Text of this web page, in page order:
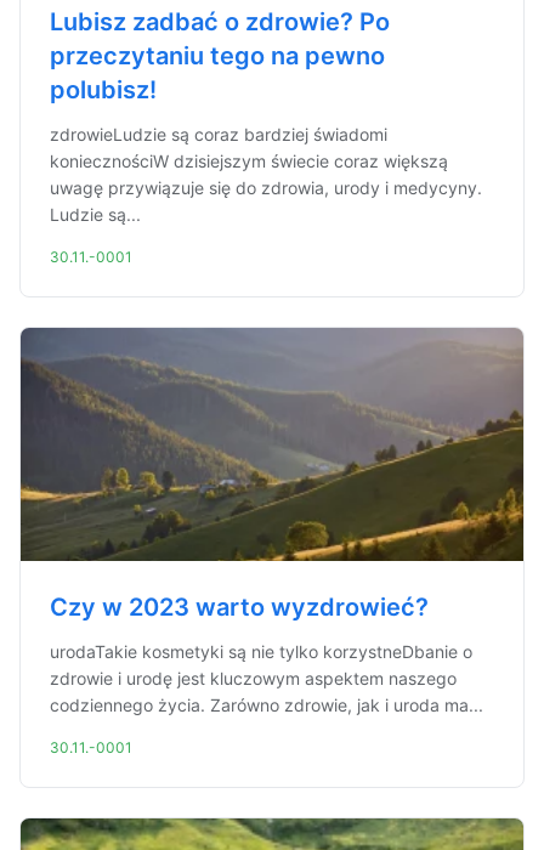
Lubisz zadbać o zdrowie? Po
przeczytaniu tego na pewno
polubisz!
zdrowieLudzie są coraz bardziej świadomi
koniecznościW dzisiejszym świecie coraz większą
uwagę przywiązuje się do zdrowia, urody i medycyny.
Ludzie są...
30.11.-0001
Czy w 2023 warto wyzdrowieć?
urodaTakie kosmetyki są nie tylko korzystneDbanie o
zdrowie i urodę jest kluczowym aspektem naszego
codziennego życia. Zarówno zdrowie, jak i uroda ma...
30.11.-0001